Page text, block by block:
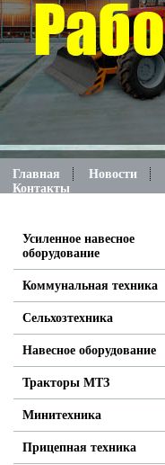
Главная Новости
Контакты
Усиленное навесное
оборудование
Коммунальная техника
Сельхозтехника
Навесное оборудование
Тракторы МТЗ
Минитехника
Прицепная техника